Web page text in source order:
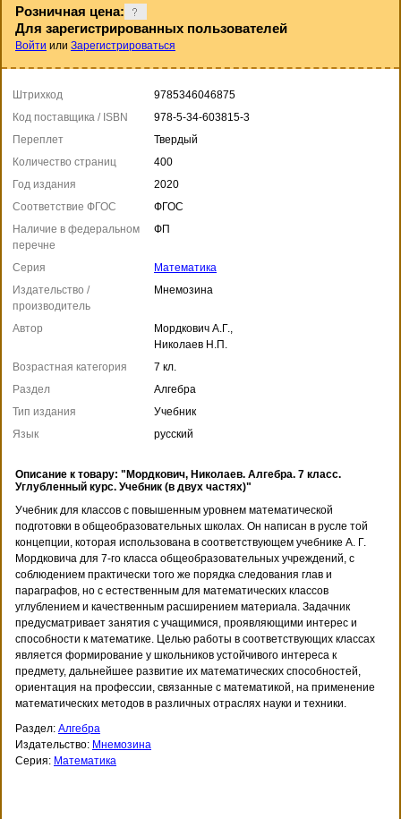
Розничная цена:
Для зарегистрированных пользователей
Войти или Зарегистрироваться
Штрихкод
9785346046875
Код поставщика / ISBN
978-5-34-603815-3
Переплет
Твердый
Количество страниц
400
Год издания
2020
Соответствие ФГОС
ФГОС
Наличие в федеральном
перечне
ФП
Серия
Математика
Издательство /
производитель
Мнемозина
Автор
Мордкович А.Г.,
Николаев Н.П.
Возрастная категория
7 кл.
Раздел
Алгебра
Тип издания
Учебник
Язык
русский
Описание к товару: "Мордкович, Николаев. Алгебра. 7 класс.
Углубленный курс. Учебник (в двух частях)"
Учебник для классов с повышенным уровнем математической
подготовки в общеобразовательных школах. Он написан в русле той
концепции, которая использована в соответствующем учебнике А. Г.
Мордковича для 7-го класса общеобразовательных учреждений, с
соблюдением практически того же порядка следования глав и
параграфов, но с естественным для математических классов
углублением и качественным расширением материала. Задачник
предусматривает занятия с учащимися, проявляющими интерес и
способности к математике. Целью работы в соответствующих классах
является формирование у школьников устойчивого интереса к
предмету, дальнейшее развитие их математических способностей,
ориентация на профессии, связанные с математикой, на применение
математических методов в различных отраслях науки и техники.
Раздел: Алгебра
Издательство: Мнемозина
Серия: Математика